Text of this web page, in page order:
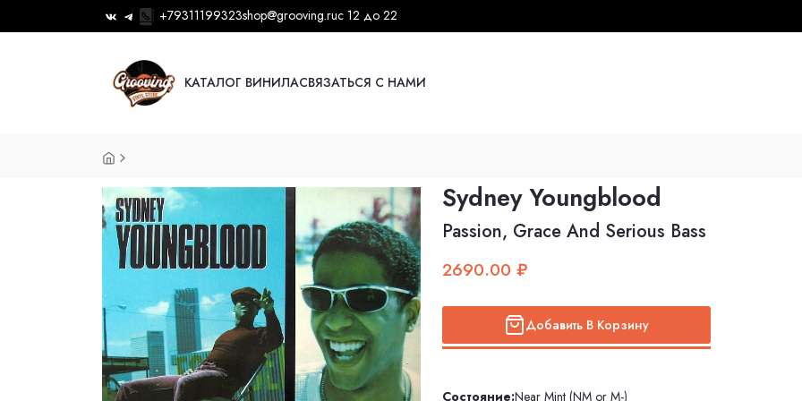
+79311199323shop@grooving.ruс 12 до 22
КАТАЛОГ ВИНИЛАСВЯЗАТЬСЯ С НАМИ
Sydney Youngblood
Passion, Grace And Serious Bass
2690.00 ₽
Добавить В Корзину
Состояние:Near Mint (NM or M-)